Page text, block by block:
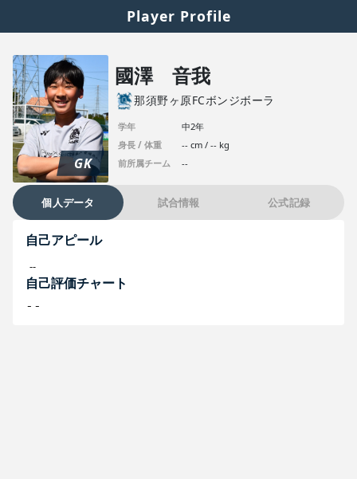
Player Profile
GK
國澤 音我
那須野ヶ原FCボンジボーラ
学年
中2年
身長 / 体重
-- cm / -- kg
前所属チーム
--
個人データ 試合情報 公式記録
自己アピール
--
自己評価チャート
--